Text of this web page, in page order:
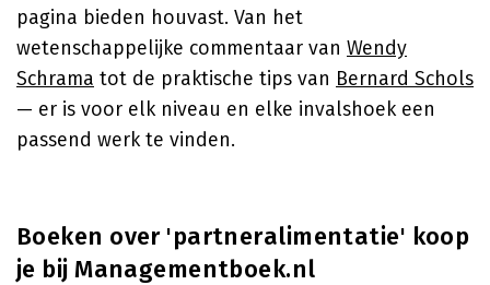
pagina bieden houvast. Van het
wetenschappelijke commentaar van Wendy
Schrama tot de praktische tips van Bernard Schols
— er is voor elk niveau en elke invalshoek een
passend werk te vinden.
Boeken over 'partneralimentatie' koop
je bij Managementboek.nl